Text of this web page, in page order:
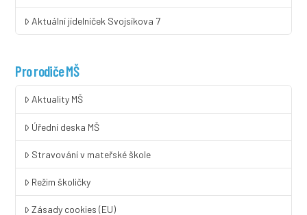
Aktuální jídelníček Svojsíkova 7
Pro rodiče MŠ
Aktuality MŠ
Úřední deska MŠ
Stravování v mateřské škole
Režim školičky
Zásady cookies (EU)